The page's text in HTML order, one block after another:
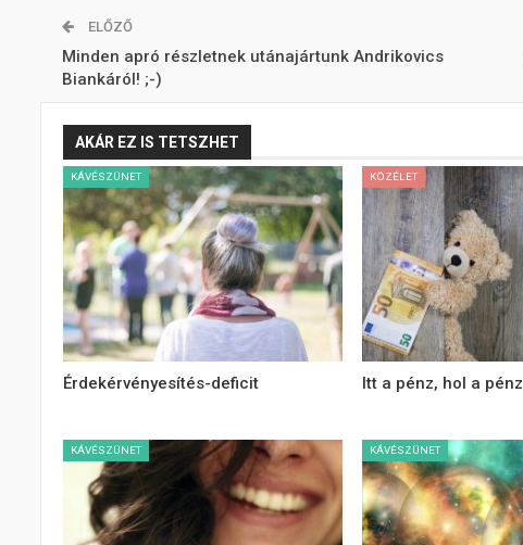
ELŐZŐ
Minden apró részletnek utánajártunk Andrikovics
Biankáról! ;-)
AKÁR EZ IS TETSZHET
KÁVÉSZÜNET
Érdekérvényesítés-deficit
KÖZÉLET
Itt a pénz, hol a pénz
KÁVÉSZÜNET KÁVÉSZÜNET